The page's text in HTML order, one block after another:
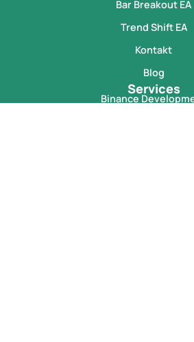
Bar Breakout EA
Trend Shift EA
Kontakt
Blog
Services
Binance